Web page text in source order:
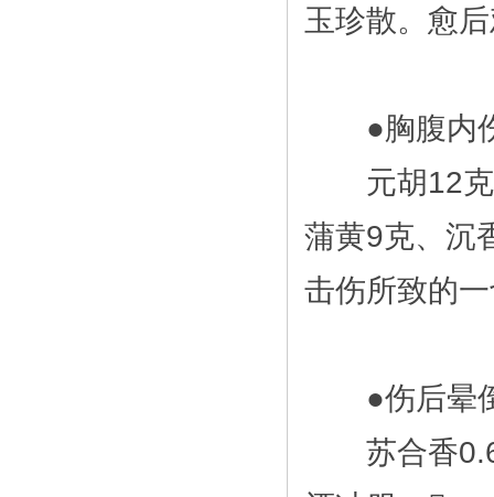
玉珍散。愈
●胸腹内
元胡12克
蒲黄9克、沉
击伤所致的
●伤后晕
苏合香0.6